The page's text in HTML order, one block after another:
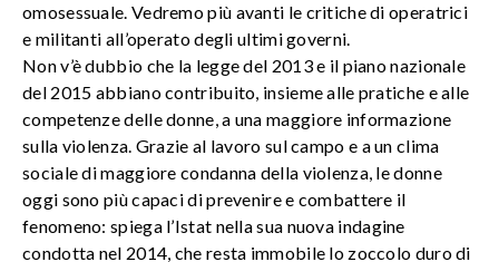
omosessuale. Vedremo più avanti le critiche di operatrici
e militanti all’operato degli ultimi governi.
Non v’è dubbio che la legge del 2013 e il piano nazionale
del 2015 abbiano contribuito, insieme alle pratiche e alle
competenze delle donne, a una maggiore informazione
sulla violenza. Grazie al lavoro sul campo e a un clima
sociale di maggiore condanna della violenza, le donne
oggi sono più capaci di prevenire e combattere il
fenomeno: spiega l’Istat nella sua nuova indagine
condotta nel 2014, che resta immobile lo zoccolo duro di